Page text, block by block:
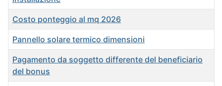
Costo ponteggio al mq 2026
Pannello solare termico dimensioni
Pagamento da soggetto differente del beneficiario
del bonus